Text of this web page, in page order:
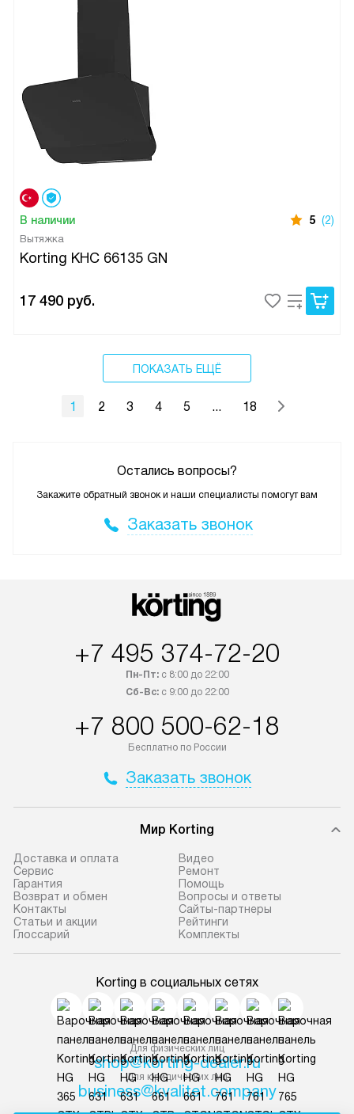
В наличии 5 (2)
Вытяжка
Korting KHC 66135 GN
17 490 руб.
ПОКАЗАТЬ ЕЩЁ
1 2 3 4 5 ... 18
Остались вопросы?
Закажите обратный звонок и наши специалисты помогут вам
Заказать звонок
+7 495 374-72-20
Пн-Пт:с 8:00 до 22:00
Сб-Вс:с 9:00 до 22:00
+7 800 500-62-18
Бесплатно по России
Заказать звонок
Мир Korting
Доставка и оплата
Сервис
Гарантия
Возврат и обмен
Контакты
Статьи и акции
Глоссарий
Видео
Ремонт
Помощь
Вопросы и ответы
Сайты-партнеры
Рейтинги
Комплекты
Korting в социальных сетях
Для физических лиц
shop@korting-dealer.ru
Для юридических лиц
business@kvalitet.company